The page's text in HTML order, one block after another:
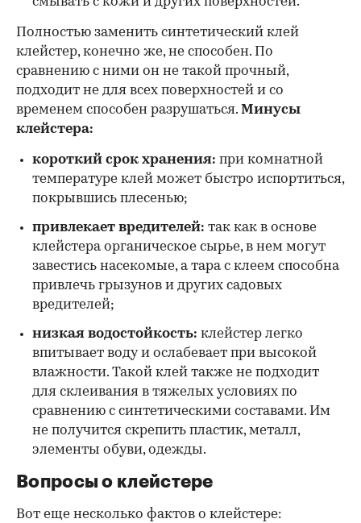
Полностью заменить синтетический клей
клейстер, конечно же, не способен. По
сравнению с ними он не такой прочный,
подходит не для всех поверхностей и со
временем способен разрушаться. Минусы
клейстера:
короткий срок хранения: при комнатной
температуре клей может быстро испортиться,
покрывшись плесенью;
привлекает вредителей: так как в основе
клейстера органическое сырье, в нем могут
завестись насекомые, а тара с клеем способна
привлечь грызунов и других садовых
вредителей;
низкая водостойкость: клейстер легко
впитывает воду и ослабевает при высокой
влажности. Такой клей также не подходит
для склеивания в тяжелых условиях по
сравнению с синтетическими составами. Им
не получится скрепить пластик, металл,
элементы обуви, одежды.
Вопросы о клейстере
Вот еще несколько фактов о клейстере: